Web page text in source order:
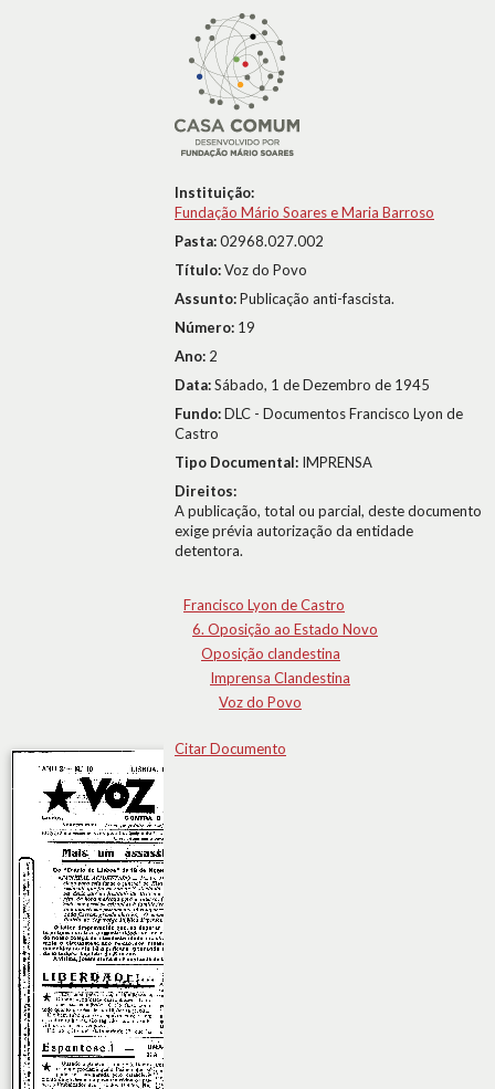
Instituição:
Fundação Mário Soares e Maria Barroso
Pasta:02968.027.002
Título:Voz do Povo
Assunto:Publicação anti-fascista.
Número: 19
Ano: 2
Data:Sábado, 1 de Dezembro de 1945
Fundo:DLC - Documentos Francisco Lyon de
Castro
Tipo Documental: IMPRENSA
Direitos:
A publicação, total ou parcial, deste documento
exige prévia autorização da entidade
detentora.
Francisco Lyon de Castro
6. Oposição ao Estado Novo
Oposição clandestina
Imprensa Clandestina
Voz do Povo
Citar Documento